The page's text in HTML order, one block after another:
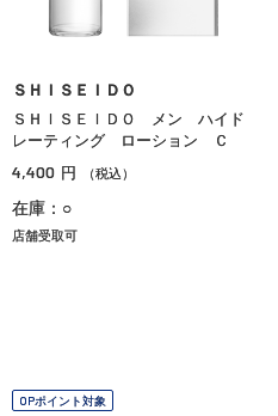
ＳＨＩＳＥＩＤＯ
ＳＨＩＳＥＩＤＯ メン ハイド
レーティング ローション Ｃ
4,400 円 （税込）
在庫：○
店舗受取可
OPポイント対象